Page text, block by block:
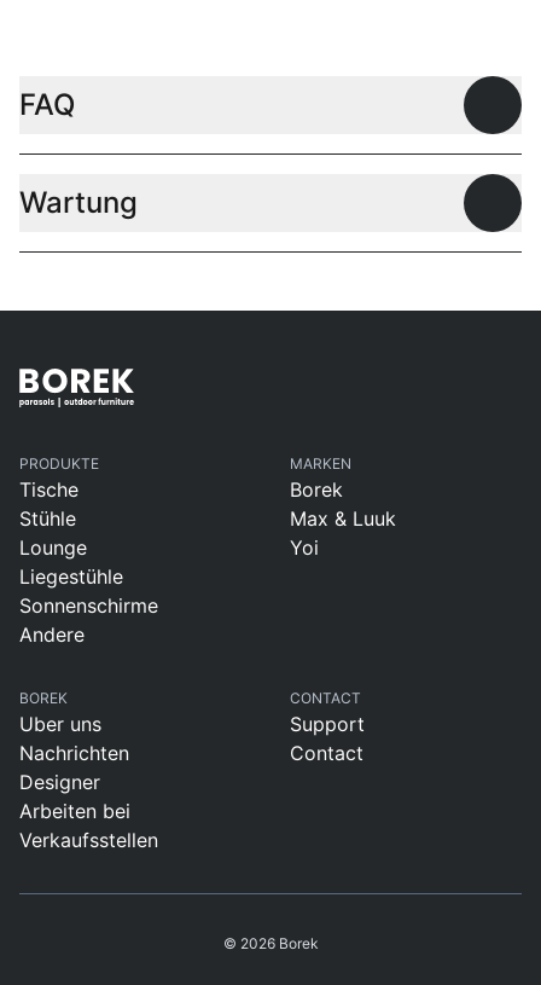
FAQ
Wartung
PRODUKTE
Tische
Stühle
Lounge
Liegestühle
Sonnenschirme
Andere
MARKEN
Borek
Max & Luuk
Yoi
BOREK
Uber uns
Nachrichten
Designer
Arbeiten bei
Verkaufsstellen
CONTACT
Support
Contact
© 2026 Borek